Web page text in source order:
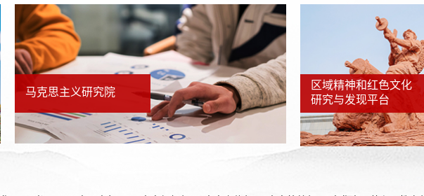
马克思主义研究院
区域精神和红色文化
研究与发现平台
网 光明网 中国青年网 中央组织部 中央宣传部 中央统战部 中华人民共和国教育部